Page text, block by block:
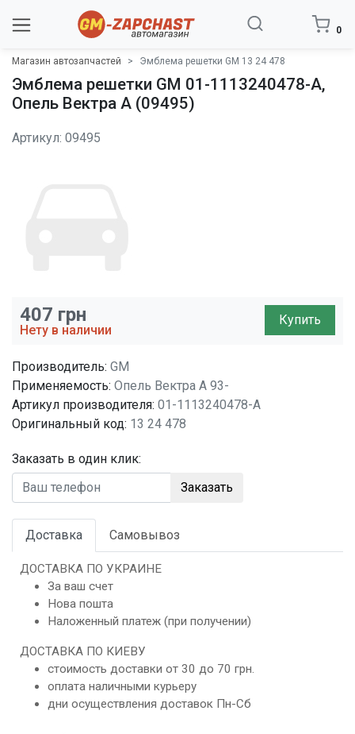
0
Магазин автозапчастей Эмблема решетки GM 13 24 478
Эмблема решетки GM 01-1113240478-A,
Опель Вектра A (09495)
Артикул: 09495
407 грн
Нету в наличии
Купить
Производитель: GM
Применяемость: Опель Вектра A 93-
Артикул производителя: 01-1113240478-A
Оригинальный код: 13 24 478
Заказать в один клик:
Заказать
Доставка Самовывоз
ДОСТАВКА ПО УКРАИНЕ
За ваш счет
Нова пошта
Наложенный платеж (при получении)
ДОСТАВКА ПО КИЕВУ
стоимость доставки от 30 до 70 грн.
оплата наличными курьеру
дни осуществления доставок Пн-Сб